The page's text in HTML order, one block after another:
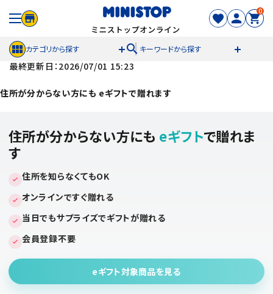
0
カテゴリから探す search キーワードから探す
セール商品
カテゴリから探す
冷凍食品
スイーツ
最終更新日：2026/07/01 15:23
住所が分からない方にも eギフトで贈れます
住所が分からない方にも eギフトで贈れま
す
住所を知らなくてもOK
オンラインですぐ贈れる
当日でもサプライズでギフトが贈れる
会員登録不要
eギフト対象商品を見る